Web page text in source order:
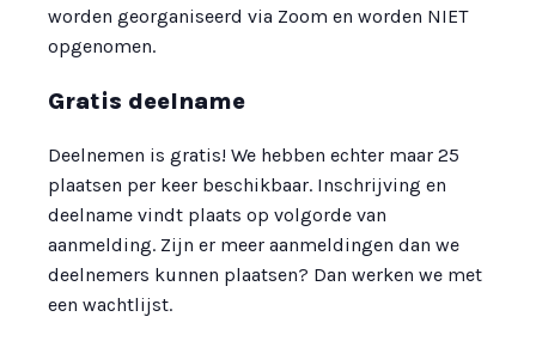
worden georganiseerd via Zoom en worden NIET
opgenomen.
Gratis deelname
Deelnemen is gratis! We hebben echter maar 25
plaatsen per keer beschikbaar. Inschrijving en
deelname vindt plaats op volgorde van
aanmelding. Zijn er meer aanmeldingen dan we
deelnemers kunnen plaatsen? Dan werken we met
een wachtlijst.